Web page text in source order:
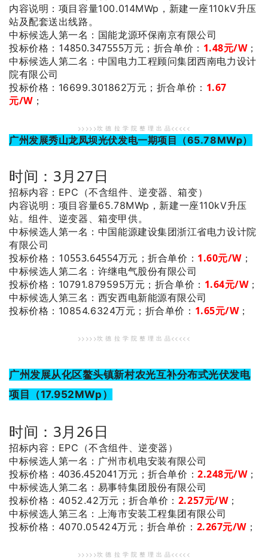
内容说明：项目容量100.014MWp，新建一座110kV升压
站及配套送出线路。
中标候选人第一名 ：国能龙源环保南京有限公司
投标价格：14850.347555万元； 折合单价： 1.48元/W；
中标候选人第二名 ：中国电力工程顾问集团西南电力设计
院有限公司
投标价格：16699.301862万元； 折合单价： 1.67
元/W；
>>>>>坎 德 拉 学 院 整 理 出 品<<<<<
广州发展秀山龙凤坝光伏发电一期项目（65.78MWp）
时间：3月27日
招标内容：EPC（不含组件、逆变器、箱变）
内容说明：项目容量65.78MWp，新建一座110kV升压
站。组件、逆变器、箱变甲供。
中标候选人第一名 ：中国能源建设集团浙江省电力设计院
有限公司
投标价格：10553.64554万元；折合单价： 1.60元/W；
中标候选人第二名 ：许继电气股份有限公司
投标价格：10791.879595万元； 折合单价： 1.64元/W；
中标候选人第三名 ：西安西电新能源有限公司
投标价格：10854.6324万元； 折合单价： 1.65元/W；
>>>>>坎 德 拉 学 院 整 理 出 品<<<<<
广州发展从化区鳌头镇新村农光互补分布式光伏发电
项目（17.952MWp）
时间：3月26日
招标内容：EPC（不含组件、逆变器）
中标候选人第一名 ：广州市机电安装有限公司
投标价格：4036.452041万元；折合单价：2.248元/W；
中标候选人第二名 ：易事特集团股份有限公司
投标价格：4052.42万元；折合单价： 2.257元/W；
中标候选人第三名 ：上海市安装工程集团有限公司
投标价格：4070.05424万元； 折合单价： 2.267元/W；
>>>>>坎 德 拉 学 院 整 理 出 品<<<<<